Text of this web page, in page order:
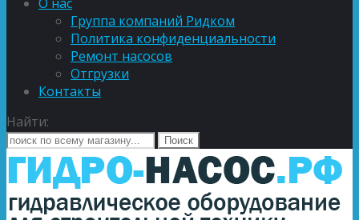
Группа компаний Ридком
Политика конфиденциальности
Ремонт насосов
Отгрузки
Контакты
Найти: